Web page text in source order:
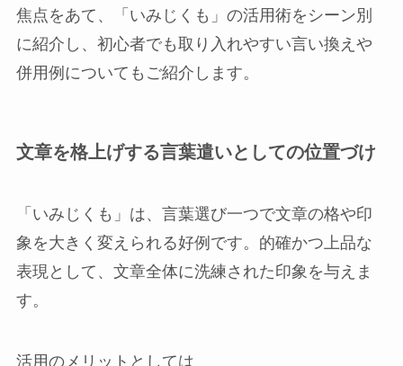
焦点をあて、「いみじくも」の活用術をシーン別
に紹介し、初心者でも取り入れやすい言い換えや
併用例についてもご紹介します。
文章を格上げする言葉遣いとしての位置づけ
「いみじくも」は、言葉選び一つで文章の格や印
象を大きく変えられる好例です。的確かつ上品な
表現として、文章全体に洗練された印象を与えま
す。
活用のメリットとしては